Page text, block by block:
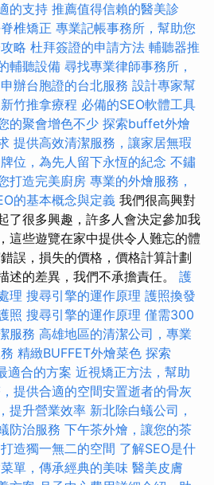
的支持 推薦值得信賴的醫美診
椎矯正 專業記帳事務所，幫助您
略 杜拜簽證的申請方法 輔聽器推
輔聽設備 尋找專業律師事務所，
申辦台胞證的台北服務 設計專家幫
新竹推拿療程 必備的SEO軟體工具
的聚會增色不少 探索buffet外燴
提供高效清潔服務，讓家居無瑕
位，為先人留下永恆的紀念 不鏽
打造完美廚房 專業的外燴服務，
的基本概念與定義 我們很高興對
了很多興趣，許多人會決定參加我
這些遊覽在家中提供令人難忘的體
誤，損失的價格，價格計算計劃
述的差異，我們不承擔責任。 護
理 搜尋引擎的運作原理 護照換發
照 搜尋引擎的運作原理 僅需300
服務 高雄地區的清潔公司，專業
精緻BUFFET外燴菜色 探索
適合的方案 近視矯正方法，幫助
提供合適的空間安置逝者的骨灰
提升營業效率 新北除白蟻公司，
防治服務 下午茶外燴，讓您的茶
造獨一無二的空間 了解SEO是什
單，傳承經典的美味 醫美皮膚